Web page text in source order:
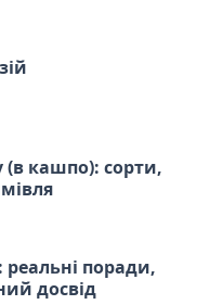
(в кашпо): сорти,
реальні поради,
досвід